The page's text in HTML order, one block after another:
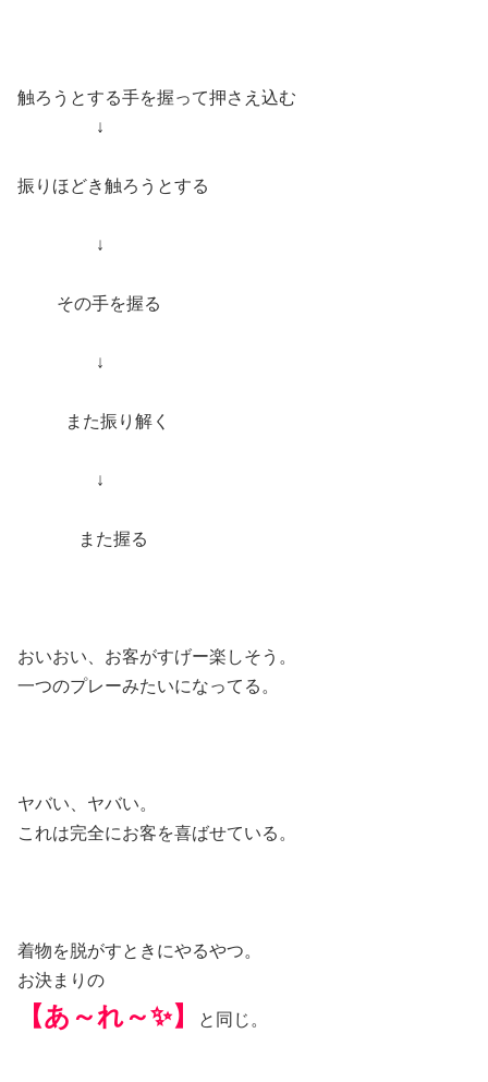
触ろうとする手を握って押さえ込む
↓
振りほどき触ろうとする
↓
その手を握る
↓
また振り解く
↓
また握る
おいおい、お客がすげー楽しそう。
一つのプレーみたいになってる。
ヤバい、ヤバい。
これは完全にお客を喜ばせている。
着物を脱がすときにやるやつ。
お決まりの
【あ～れ～✨】 と同じ。